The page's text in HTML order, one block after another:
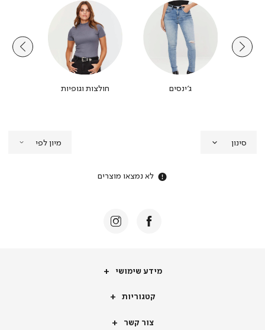
ג'ינסים חולצות וגופיות
סינון
לא נמצאו מוצרים
מידע
מידע שימושי
קטגוריותקטגוריות
צור
צור קשר